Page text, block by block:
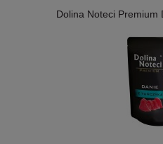
Dolina Noteci Premium